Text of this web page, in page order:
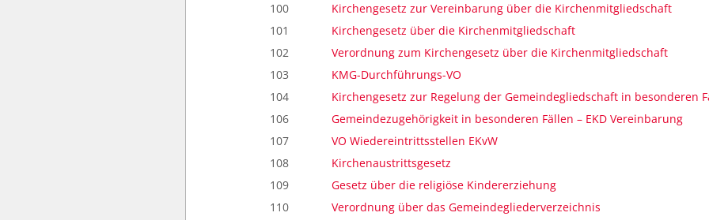
100
Kirchengesetz zur Vereinbarung über die Kirchenmitgliedschaft
101
Kirchengesetz über die Kirchenmitgliedschaft
102
Verordnung zum Kirchengesetz über die Kirchenmitgliedschaft
103
KMG-Durchführungs-VO
104
Kirchengesetz zur Regelung der Gemeindegliedschaft in besonderen
106
Gemeindezugehörigkeit in besonderen Fällen – EKD Vereinbarung
107
VO Wiedereintrittsstellen EKvW
108
Kirchenaustrittsgesetz
109
Gesetz über die religiöse Kindererziehung
110
Verordnung über das Gemeindegliederverzeichnis